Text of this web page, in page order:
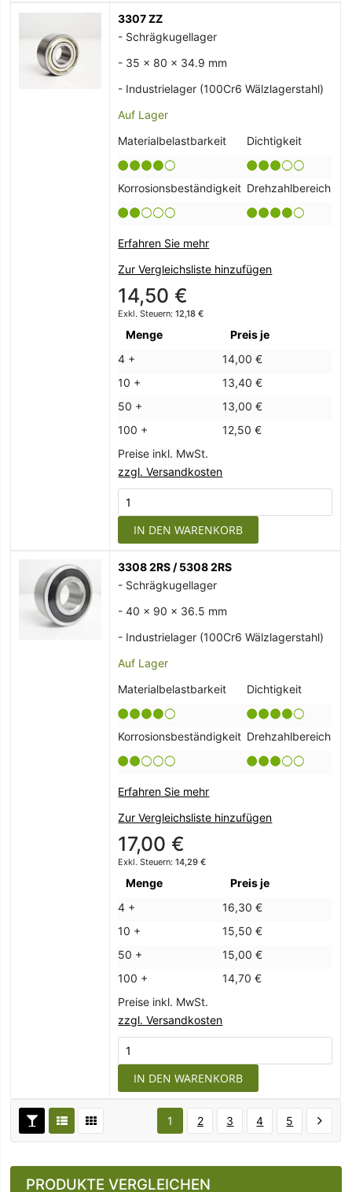
3307 ZZ
- Schrägkugellager
- 35 x 80 x 34.9 mm
- Industrielager (100Cr6 Wälzlagerstahl)
Auf Lager
Materialbelastbarkeit
Dichtigkeit
Korrosionsbeständigkeit Drehzahlbereich
Erfahren Sie mehr
Zur Vergleichsliste hinzufügen
14,50 €
12,18 €
Menge
Preis je
4 +
14,00 €
10 +
13,40 €
50 +
13,00 €
100 +
12,50 €
Preise inkl. MwSt.
zzgl. Versandkosten
IN DEN WARENKORB
3308 2RS / 5308 2RS
- Schrägkugellager
- 40 x 90 x 36.5 mm
- Industrielager (100Cr6 Wälzlagerstahl)
Auf Lager
Materialbelastbarkeit
Dichtigkeit
Korrosionsbeständigkeit Drehzahlbereich
Erfahren Sie mehr
Zur Vergleichsliste hinzufügen
17,00 €
14,29 €
Menge
Preis je
4 +
16,30 €
10 +
15,50 €
50 +
15,00 €
100 +
14,70 €
Preise inkl. MwSt.
zzgl. Versandkosten
IN DEN WARENKORB
1 2 3 4 5
PRODUKTE VERGLEICHEN